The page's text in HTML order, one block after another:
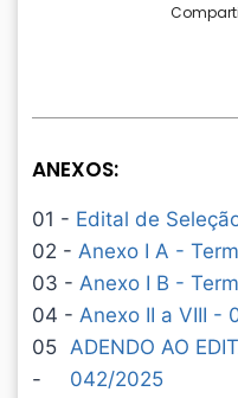
ANEXOS:
01 - Edital de
02 - Anexo I A -
03 - Anexo I B -
04 - Anexo II a VIII -
05
-
ADENDO AO
042/2025